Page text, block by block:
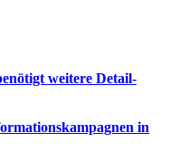
weitere Detail­
in